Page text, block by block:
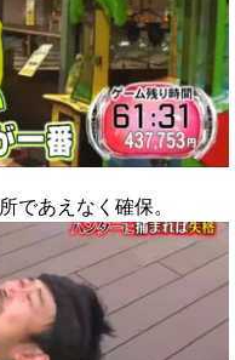
であえなく確保。